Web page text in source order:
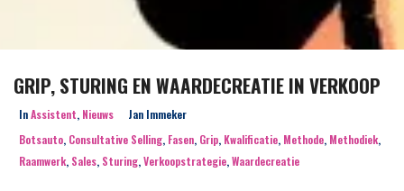
GRIP, STURING EN WAARDECREATIE IN VERKOOP
InAssistent, Nieuws
Jan Immeker
Botsauto, Consultative Selling, Fasen, Grip, Kwalificatie, Methode, Methodiek,
Raamwerk, Sales, Sturing,Verkoopstrategie,Waardecreatie